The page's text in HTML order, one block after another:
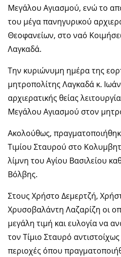
Μεγάλου Αγιασμού, ενώ το
του μέγα πανηγυρικού
Θεοφανείων, στο ναό
Λαγκαδά.
Την κυριώνυμη ημέρα της
μητροπολίτης Λαγκαδά κ.
αρχιερατικής θείας
Μεγάλου Αγιασμού στον
Ακολούθως,
Τιμίου Σταυρού στο
λίμνη του Αγίου Βασιλείου
Βόλβης.
Στους Χρήστο Δεμερτζή,
Χρυσοβαλάντη Λαζαρίζη οι
μεγάλη τιμή και ευλογία να
τον Τίμιο Σταυρό
περιοχές όπου